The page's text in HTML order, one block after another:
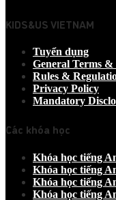
KIDS&US VIETNAM
Tuyển dụng
General Terms
Rules &
Privacy Policy
Mandatory
Các khóa học
Khóa học tiếng
Khóa học tiếng
Khóa học tiếng
Khóa học tiếng